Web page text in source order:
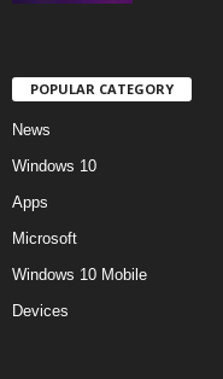
POPULAR CATEGORY
News
Windows 10
Apps
Microsoft
Windows 10 Mobile
Devices